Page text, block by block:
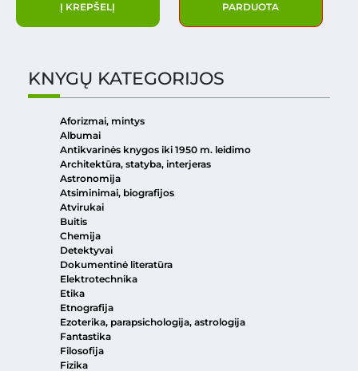
Į KREPŠELĮ PARDUOTA
KNYGŲ KATEGORIJOS
Aforizmai, mintys
Albumai
Antikvarinės knygos iki 1950 m. leidimo
Architektūra, statyba, interjeras
Astronomija
Atsiminimai, biografijos
Atvirukai
Buitis
Chemija
Detektyvai
Dokumentinė literatūra
Elektrotechnika
Etika
Etnografija
Ezoterika, parapsichologija, astrologija
Fantastika
Filosofija
Fizika